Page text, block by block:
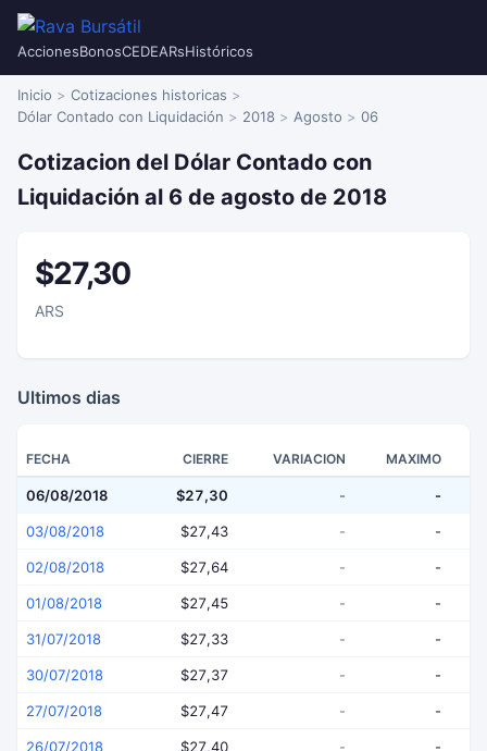
AccionesBonosCEDEARsHistóricos
Inicio
Cotizaciones historicas
Dólar Contado con Liquidación
2018 Agosto 06
Cotizacion del Dólar Contado con
Liquidación al 6 de agosto de 2018
$27,30
ARS
Ultimos dias
FECHA CIERRE VARIACION MAXIMO
06/08/2018 $27,30 - -
03/08/2018 $27,43 - -
02/08/2018 $27,64 - -
01/08/2018 $27,45 - -
31/07/2018 $27,33 - -
30/07/2018 $27,37 - -
27/07/2018 $27,47 - -
26/07/2018 $27,40 - -